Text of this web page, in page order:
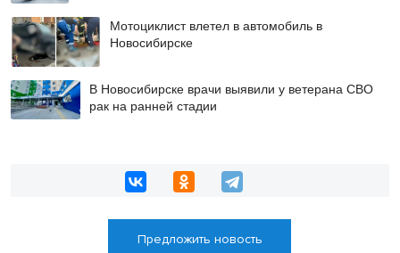
Мотоциклист влетел в автомобиль в
Новосибирске
В Новосибирске врачи выявили у ветерана СВО
рак на ранней стадии
Предложить новость